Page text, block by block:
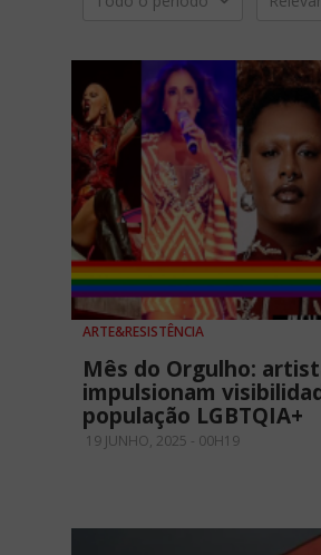
ARTE&RESISTÊNCIA
Mês do Orgulho:
impulsionam
população LGBTQIA+
19 JUNHO, 2025 - 00H19